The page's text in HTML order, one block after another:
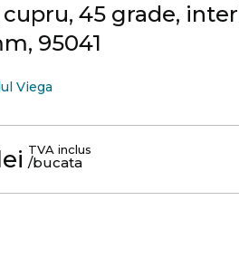
cupru, 45 grade,
95041
Viega
TVA inclus
/bucata